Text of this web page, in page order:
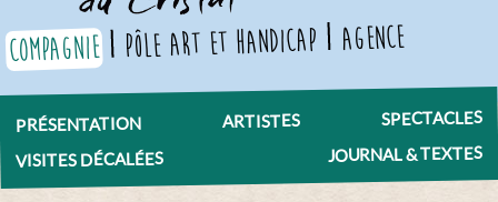
compagnie pôle art et handicap agence
PRÉSENTATION ARTISTES SPECTACLES
VISITES DÉCALÉES JOURNAL & TEXTES